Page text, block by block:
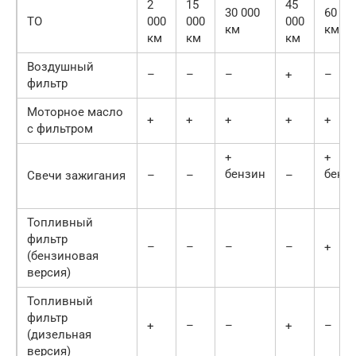
ТО
2
000
км
15
000
км
30 000
км
45
000
км
60
км
Воздушный
фильтр
– – – + –
Моторное масло
с фильтром
+ + + + +
Свечи зажигания – –
+
бензин
–
+
Топливный
фильтр
(бензиновая
версия)
– – – – +
Топливный
фильтр
(дизельная
версия)
+ – – + –